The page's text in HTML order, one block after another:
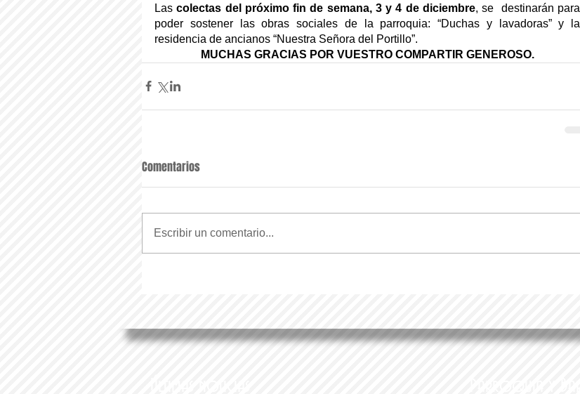
Las colectas del próximo fin de semana, 3 y 4 de diciembre, se  destinarán para
poder sostener las obras sociales de la parroquia: “Duchas y lavadoras” y la
residencia de ancianos “Nuestra Señora del Portillo”.
MUCHAS GRACIAS POR VUESTRO COMPARTIR GENEROSO.
Comentarios
Escribir un comentario...